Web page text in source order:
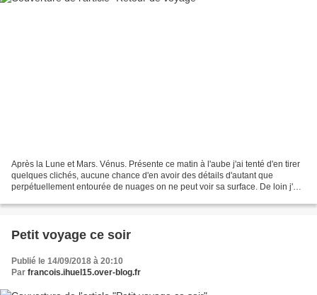
Après la Lune et Mars. Vénus. Présente ce matin à l'aube j'ai tenté d'en tirer
quelques clichés, aucune chance d'en avoir des détails d'autant que
perpétuellement entourée de nuages on ne peut voir sa surface. De loin j'ai
Petit voyage ce soir
Publié le 14/09/2018 à 20:10
Par francois.ihuel15.over-blog.fr